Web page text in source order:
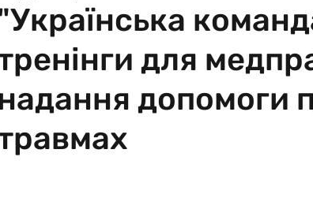
для
допомоги